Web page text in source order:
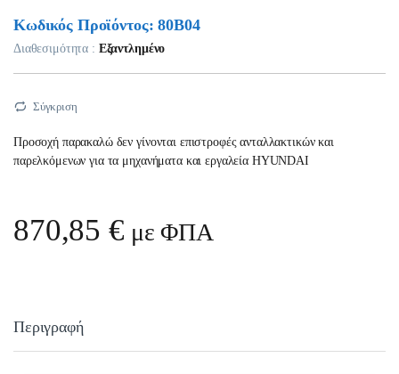
Κωδικός Προϊόντος: 80B04
Διαθεσιμότητα : Εξαντλημένο
Σύγκριση
Προσοχή παρακαλώ δεν γίνονται επιστροφές ανταλλακτικών και
παρελκόμενων για τα μηχανήματα και εργαλεία HYUNDAI
870,85€ με ΦΠΑ
Περιγραφή